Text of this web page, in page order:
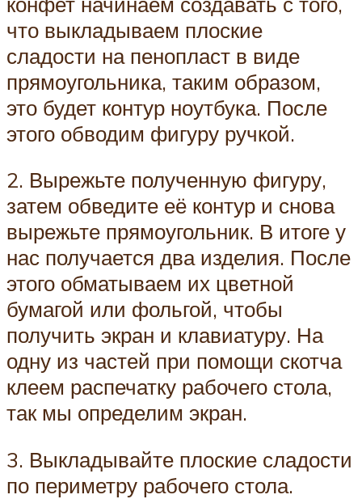
что выкладываем плоские
сладости на пенопласт в виде
прямоугольника, таким образом,
это будет контур ноутбука. После
этого обводим фигуру ручкой.
2. Вырежьте полученную фигуру,
затем обведите её контур и снова
вырежьте прямоугольник. В итоге у
нас получается два изделия. После
этого обматываем их цветной
бумагой или фольгой, чтобы
получить экран и клавиатуру. На
одну из частей при помощи скотча
клеем распечатку рабочего стола,
так мы определим экран.
3. Выкладывайте плоские сладости
по периметру рабочего стола.